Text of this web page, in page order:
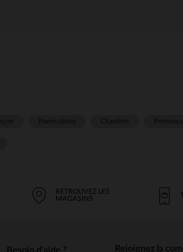
RETROUVEZ LES
MAGASINS
Rejoignez la